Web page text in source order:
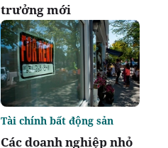
trưởng mới
Các doanh nghiệp nhỏ
Tài chính bất động sản